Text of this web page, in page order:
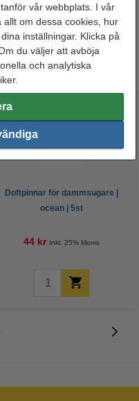
vår webbplats. I vår
allt om dessa cookies, hur
inställningar. Klicka på
du väljer att avböja
och analytiska
Doftpinnar för dammsugare |
ocean | 5st
44 kr Inkl. 25% Moms